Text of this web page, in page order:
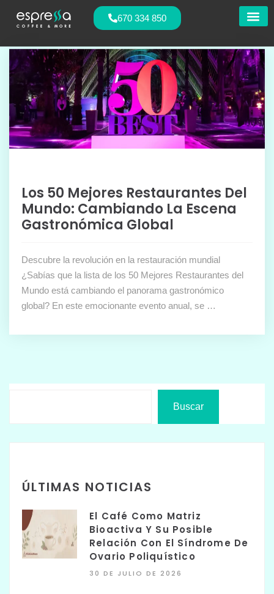
670 334 850
Los 50 Mejores Restaurantes Del
Mundo: Cambiando La Escena
Gastronómica Global
Descubre la revolución en la restauración mundial
¿Sabías que la lista de los 50 Mejores Restaurantes del
Mundo está cambiando el panorama gastronómico
global? En este emocionante evento anual, se …
Buscar
ÚLTIMAS NOTICIAS
El Café Como Matriz
Bioactiva Y Su Posible
Relación Con El Síndrome De
Ovario Poliquístico
30 DE JULIO DE 2026